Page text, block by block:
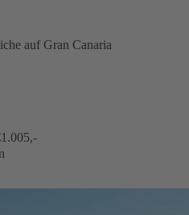
auf Gran Canaria
1.005,-